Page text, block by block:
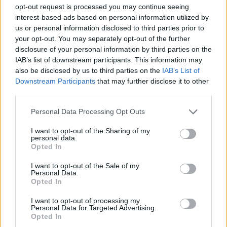
opt-out request is processed you may continue seeing
interest-based ads based on personal information utilized by
us or personal information disclosed to third parties prior to
your opt-out. You may separately opt-out of the further
disclosure of your personal information by third parties on the
IAB’s list of downstream participants. This information may
also be disclosed by us to third parties on the IAB’s List of
Downstream Participants that may further disclose it to other
Personal Data Processing Opt Outs
I want to opt-out of the Sharing of my
personal data.
Opted In
I want to opt-out of the Sale of my
Personal Data.
Opted In
I want to opt-out of processing my
Personal Data for Targeted Advertising.
Opted In
Jiří Svoboda: Kompromis pro Nové Mlýny – může
polosuchý poldr zachránit Dyji před ekocidou a Břeclav
před stoletou vodou?
23.7.2026
Diskuse: 57
Vodní dílo Nové Mlýny na jižní
Moravě je dlouhodobě
radikálním vypuštění nádrží,
ryb pod přehradou. Na straně druhé argumentují vodohospodáři
rizikem destrukce sypaných hrází, ztrátou vodní rezervy pro
období sucha a miliardovými náklady. Existuje však elegantní
polosuchý poldr. Co by to obnášelo a proč to dává smysl
ekonomicky i ekologicky? (Text vznikl s využitím AI Gemini.)
Petr Palacký: A to jste ho, proboha, nemohli v těch
vedrech zalívat?